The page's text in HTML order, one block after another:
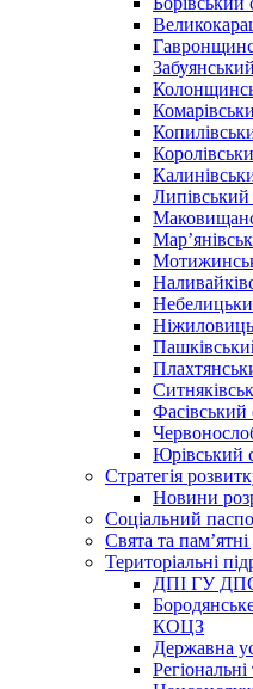
Липівський
Фасівський
Юрівський
Стратегія
Новини
Соціальний
Свята та пам’ятні
Територіальні
ДПІ ГУ ДПС
КОЦЗ
Державна